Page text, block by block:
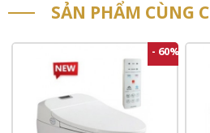
SẢN PHẨM CÙNG
- 60%